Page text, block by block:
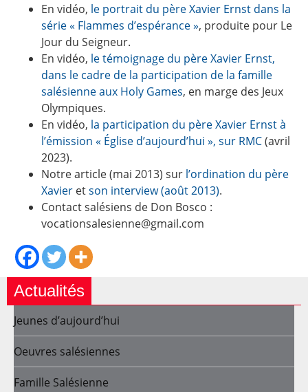
En vidéo, le portrait du père Xavier Ernst dans la
série « Flammes d’espérance », produite pour Le
Jour du Seigneur.
En vidéo, le témoignage du père Xavier Ernst,
dans le cadre de la participation de la famille
salésienne aux Holy Games, en marge des Jeux
Olympiques.
En vidéo, la participation du père Xavier Ernst à
l’émission « Église d’aujourd’hui », sur RMC(avril
2023).
Notre article (mai 2013) sur l’ordination du père
Xavier etson interview (août 2013).
Contact salésiens de Don Bosco :
vocationsalesienne@gmail.com
Actualités
Jeunes d’aujourd’hui
Oeuvres salésiennes
Famille Salésienne